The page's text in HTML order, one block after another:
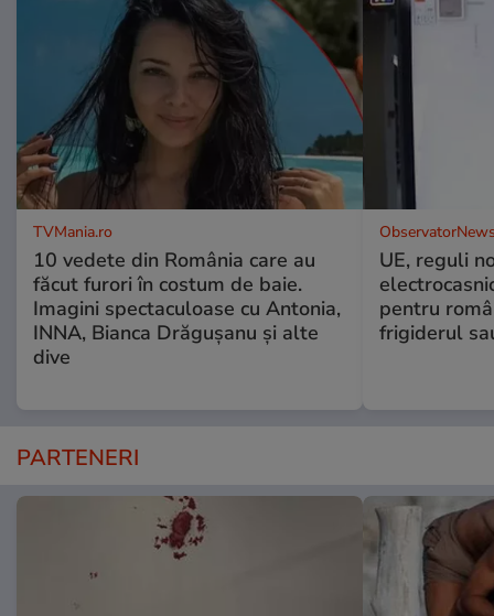
TVMania.ro
10 vedete din România care au
făcut furori în costum de baie.
Imagini spectaculoase cu Antonia,
INNA, Bianca Drăgușanu și alte
dive
UE, reguli
pentru
frigiderul
PARTENERI